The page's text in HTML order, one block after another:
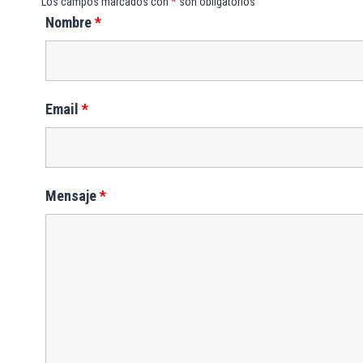
Nombre*
Email *
Mensaje*